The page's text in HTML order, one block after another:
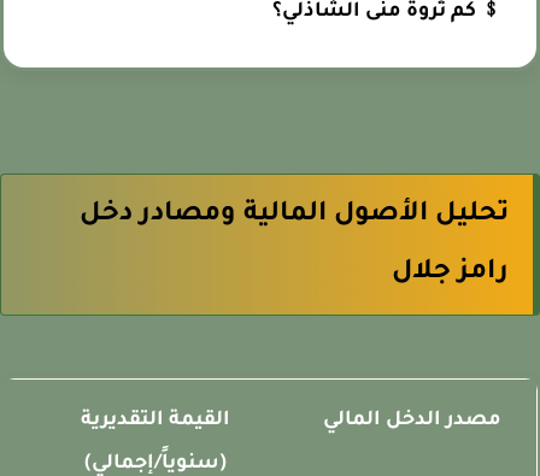
﹩ كم ثروة منى الشاذلي؟
تحليل الأصول المالية ومصادر دخل
رامز جلال
مصدر الدخل المالي
القيمة التقديرية
(سنوياً/إجمالي)